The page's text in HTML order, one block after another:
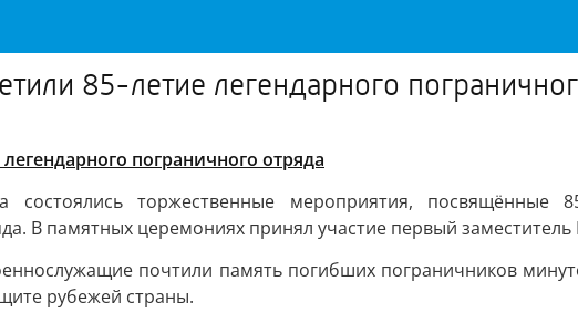
85-летие легендарного
пограничного отряда
состоялись торжественные мероприятия, посвящённые
В памятных церемониях принял участие первый
почтили память погибших пограничников
рубежей страны.